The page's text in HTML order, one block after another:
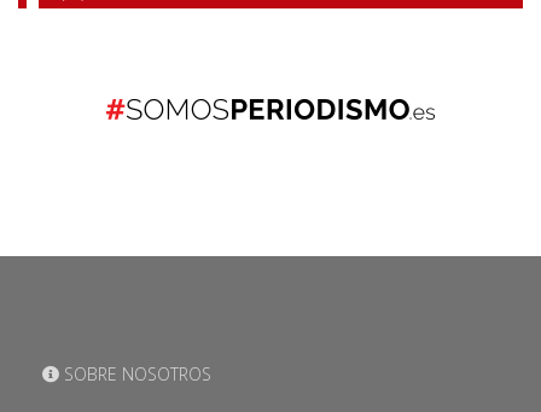
SOBRE NOSOTROS